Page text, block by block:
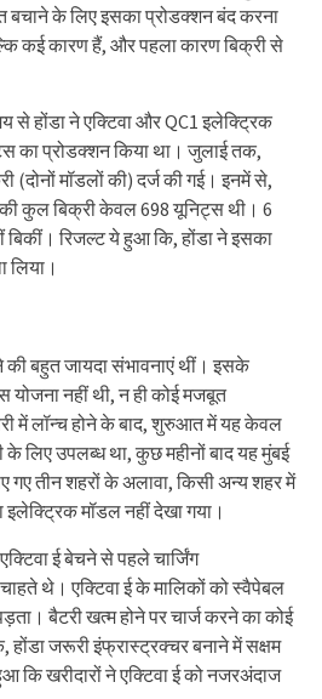
बचाने के लिए इसका प्रोडक्शन बंद करना
कई कारण हैं, और पहला कारण बिक्री से
से होंडा ने एक्टिवा और QC1 इलेक्ट्रिक
का प्रोडक्शन किया था। जुलाई तक,
(दोनों मॉडलों की) दर्ज की गई। इनमें से,
कुल बिक्री केवल 698 यूनिट्स थी। 6
बिकीं। रिजल्ट ये हुआ कि, होंडा ने इसका
की बहुत जायदा संभावनाएं थीं। इसके
योजना नहीं थी, न ही कोई मजबूत
में लॉन्च होने के बाद, शुरुआत में यह केवल
के लिए उपलब्ध था, कुछ महीनों बाद यह मुंबई
गए तीन शहरों के अलावा, किसी अन्य शहर में
इलेक्ट्रिक मॉडल नहीं देखा गया।
ई बेचने से पहले चार्जिंग
थे। एक्टिवा ई के मालिकों को स्वैपेबल
बैटरी खत्म होने पर चार्ज करने का कोई
होंडा जरूरी इंफ्रास्ट्रक्चर बनाने में सक्षम
कि खरीदारों ने एक्टिवा ई को नजरअंदाज